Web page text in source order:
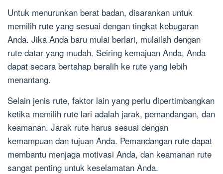
Untuk menurunkan berat badan, disarankan untuk
memilih rute yang sesuai dengan tingkat kebugaran
Anda. Jika Anda baru mulai berlari, mulailah dengan
rute datar yang mudah. Seiring kemajuan Anda, Anda
dapat secara bertahap beralih ke rute yang lebih
menantang.
Selain jenis rute, faktor lain yang perlu dipertimbangkan
ketika memilih rute lari adalah jarak, pemandangan, dan
keamanan. Jarak rute harus sesuai dengan
kemampuan dan tujuan Anda. Pemandangan rute dapat
membantu menjaga motivasi Anda, dan keamanan rute
sangat penting untuk keselamatan Anda.